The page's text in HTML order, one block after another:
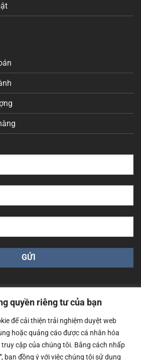
quyền riêng tư của bạn
để cải thiện trải nghiệm duyệt web
hoặc quảng cáo được cá nhân hóa
cập của chúng tôi. Bằng cách nhấp
, bạn đồng ý với việc chúng tôi sử dụng
Xương - Số ĐKKD: 0108783483
Sở Kế Hoạch và Đầu Tư Tp. Hà